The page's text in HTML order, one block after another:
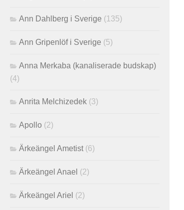
Ann Dahlberg i Sverige (135)
Ann Gripenlöf i Sverige (5)
Anna Merkaba (kanaliserade budskap)
(4)
Anrita Melchizedek (3)
Apollo (2)
Ärkeängel Ametist (6)
Ärkeängel Anael (2)
Ärkeängel Ariel (2)